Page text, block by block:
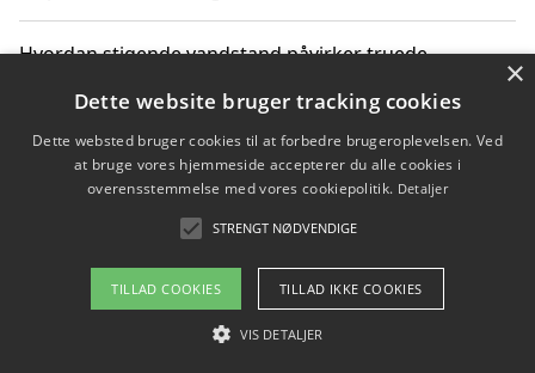
Hvordan stigende vandstand påvirker truede
Sådan vælger du de bedste vandrerygsække til
vandreture i Danmark
Copyright 2026 - Pilanto Aps
Om / kontakt
×
Dette website bruger tracking cookies
Dette websted bruger cookies til at forbedre brugeroplevelsen. Ved
at bruge vores hjemmeside accepterer du alle cookies i
overensstemmelse med vores cookiepolitik. Detaljer
STRENGT NØDVENDIGE
TILLAD COOKIES TILLAD IKKE COOKIES
VIS DETALJER